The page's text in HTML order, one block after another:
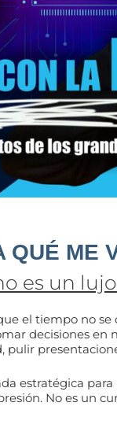
QUÉ ME
es un
el tiempo no
decisiones en
pulir
estratégica
No es un